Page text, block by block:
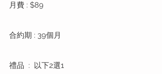
月費 : $89
合約期 : 39個月
禮品  :  以下2選1